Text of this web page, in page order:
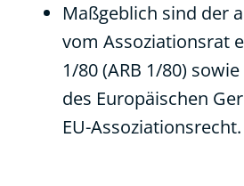
Maßgeblich sind der
vom Assoziationsrat
1/80 (ARB 1/80)
des Europäischen
EU-Assoziationsrecht.